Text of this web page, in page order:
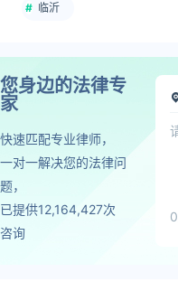
临沂
您身边的法律专
家
快速匹配专业律师，
一对一解决您的法律问
题，
已提供12,164,427次
咨询
0